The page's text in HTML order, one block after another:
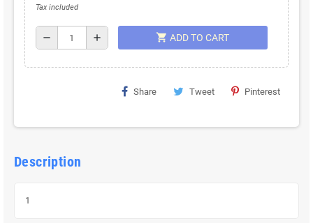
Tax included
remove add shopping_cart ADD TO CART
Share Tweet Pinterest
Description
1